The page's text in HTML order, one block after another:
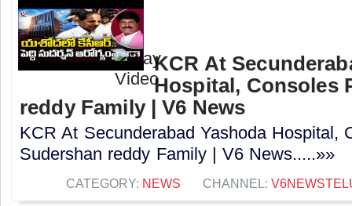
KCR At
Hospital, Consoles
reddy Family | V6 News
KCR At Secunderabad Yashoda Hospital,
Sudershan reddy Family | V6 News.....»»
CATEGORY: NEWS CHANNEL: